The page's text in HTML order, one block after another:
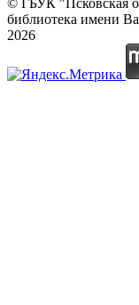
библиотека имени
2026